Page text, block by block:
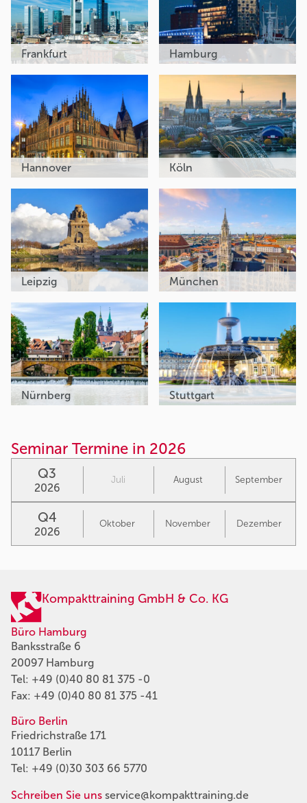
Frankfurt Hamburg
Hannover Köln
Leipzig München
Nürnberg Stuttgart
Seminar Termine in 2026
Q3
2026
Juli August September
Q4
2026
Oktober November Dezember
Kompakttraining GmbH & Co. KG
Büro Hamburg
Banksstraße 6
20097 Hamburg
Tel: +49 (0)40 80 81 375 -0
Fax: +49 (0)40 80 81 375 -41
Büro Berlin
Friedrichstraße 171
10117 Berlin
Tel: +49 (0)30 303 66 5770
Schreiben Sie uns service@kompakttraining.de